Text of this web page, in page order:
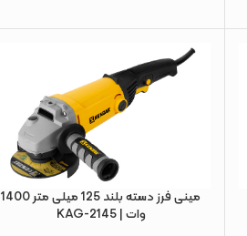
مینی فرز دسته بلند 125 میلی‌ متر 1400
وات | KAG-2145